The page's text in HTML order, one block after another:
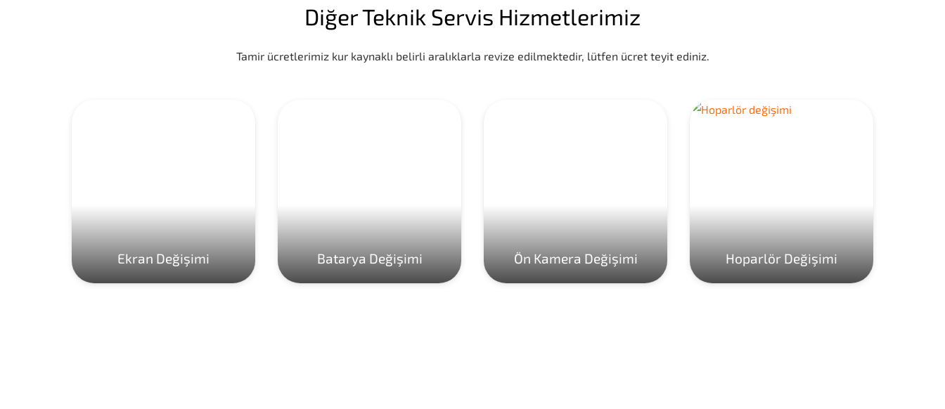
Diğer Teknik Servis Hizmetlerimiz
Tamir ücretlerimiz kur kaynaklı belirli aralıklarla revize edilmektedir, lütfen ücret teyit ediniz.
Ekran Değişimi Batarya Değişimi Ön Kamera Değişimi Hoparlör Değişimi